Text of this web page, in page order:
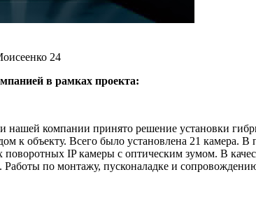
24
в рамках проекта:
нашей компании принято решение установки
к объекту. Всего было установлена 21
поворотных IP камеры с оптическим зумом. В
Работы по монтажу, пусконаладке и